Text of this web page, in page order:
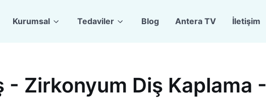
Kurumsal Tedaviler Blog Antera TV İletişim
- Zirkonyum Diş Kaplama -